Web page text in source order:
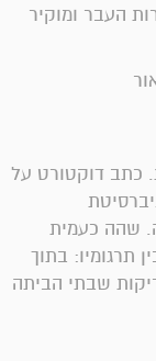
העבר ומוקיר
כתב דוקטורט על
(המאה ה-13) באוניברסיטת
שהה כעמית
תרגומיו: בתוך
שבתי הביתה